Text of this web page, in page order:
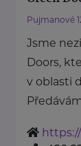
Pujmanové
Jsme
Doors,
v oblasti